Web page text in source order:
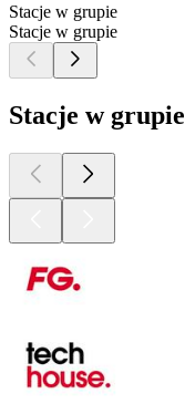
Stacje w grupie
Stacje w grupie
Stacje w grupie